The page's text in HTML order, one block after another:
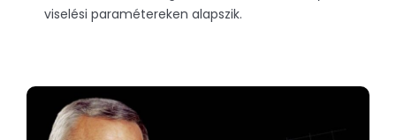
viselési paramétereken alapszik.